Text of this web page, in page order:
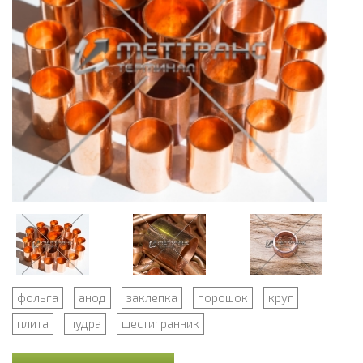
фольга анод заклепка порошок
круг
плита
пудра шестигранник